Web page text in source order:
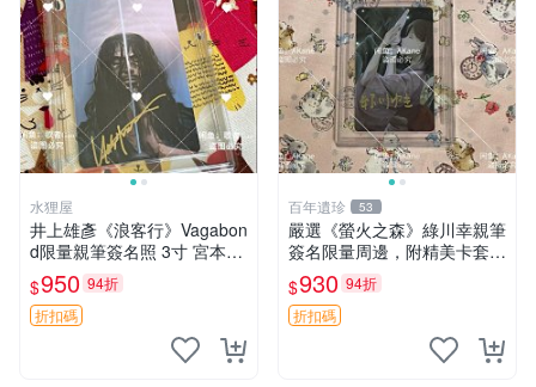
水狸屋
井上雄彥《浪客行》Vagabon
d限量親筆簽名照 3寸 宮本武
藏周邊 含原裝卡磚 經典收藏
品
$950 94折
折扣碼
百年遺珍 53
嚴選《螢火之森》綠川幸親筆
簽名限量周邊，附精美卡套收
藏 螢火之森 親筆簽名 周邊收
藏
$930 94折
折扣碼